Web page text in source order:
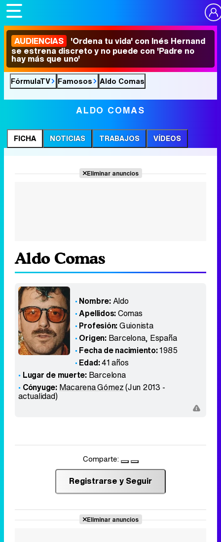
AUDIENCIAS 'Ordena tu vida' con Inés Hernand
se estrena discreto y no puede con 'Padre no
hay más que uno'
FórmulaTV Famosos Aldo Comas
ALDO COMAS
FICHA NOTICIAS TRABAJOS VÍDEOS
Eliminar anuncios
Aldo Comas
Nombre:Aldo
Apellidos:Comas
Profesión:Guionista
Origen: Barcelona, España
Fecha de nacimiento:1985
Edad:41 años
Lugar de muerte: Barcelona
Cónyuge: Macarena Gómez(Jun 2013 -
actualidad)
Comparte:
Registrarse y Seguir
Eliminar anuncios